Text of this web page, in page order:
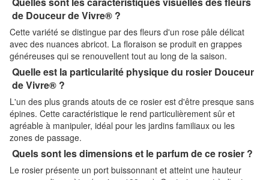
de Douceur de Vivre® ?
Cette variété se distingue par des fleurs d'un rose pâle délicat
avec des nuances abricot. La floraison se produit en grappes
généreuses qui se renouvellent tout au long de la saison.
Quelle est la particularité physique du rosier Douceur
de Vivre® ?
L'un des plus grands atouts de ce rosier est d'être presque sans
épines. Cette caractéristique le rend particulièrement sûr et
agréable à manipuler, idéal pour les jardins familiaux ou les
zones de passage.
Quels sont les dimensions et le parfum de ce rosier ?
Le rosier présente un port buissonnant et atteint une hauteur